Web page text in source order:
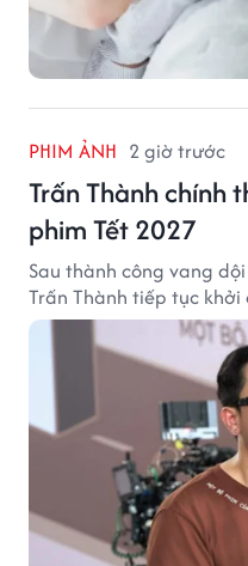
PHIM ẢNH 2 giờ trước
Trấn Thành chính
phim Tết 2027
Sau thành công vang
Trấn Thành tiếp tục